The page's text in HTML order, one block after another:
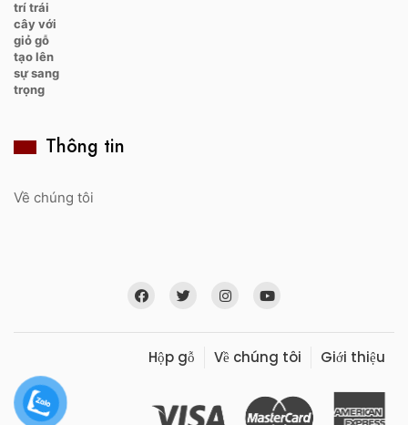
Thông tin
Về chúng tôi
Hộp gỗ Về chúng tôi Giới thiệu